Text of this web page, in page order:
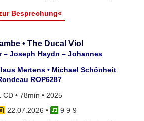
Besprechung«
• The Ducal Viol
– Joseph Haydn – Johannes
Mertens • Michael Schönheit
ROP6287
CD • 78min • 2025
22.07.2026 •
9 9 9